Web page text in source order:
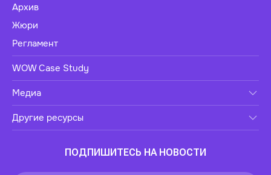
Архив
Жюри
Регламент
WOW Case Study
Медиа
Другие ресурсы
ПОДПИШИТЕСЬ НА НОВОСТИ